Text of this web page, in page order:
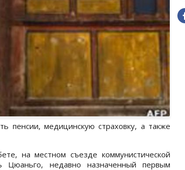
пенсии, медицинскую страховку, а также
на местном съезде коммунистической
Цюаньго, недавно назначенный первым